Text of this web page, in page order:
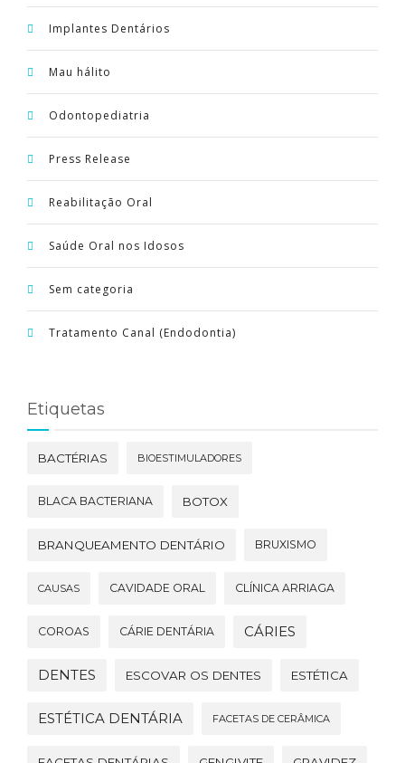
Implantes Dentários
Mau hálito
Odontopediatria
Press Release
Reabilitação Oral
Saúde Oral nos Idosos
Sem categoria
Tratamento Canal (Endodontia)
Etiquetas
BACTÉRIAS BIOESTIMULADORES
BLACA BACTERIANA BOTOX
BRANQUEAMENTO DENTÁRIO BRUXISMO
CAUSAS CAVIDADE ORAL CLÍNICA ARRIAGA
COROAS CÁRIE DENTÁRIA CÁRIES
DENTES ESCOVAR OS DENTES ESTÉTICA
ESTÉTICA DENTÁRIA FACETAS DE CERÂMICA